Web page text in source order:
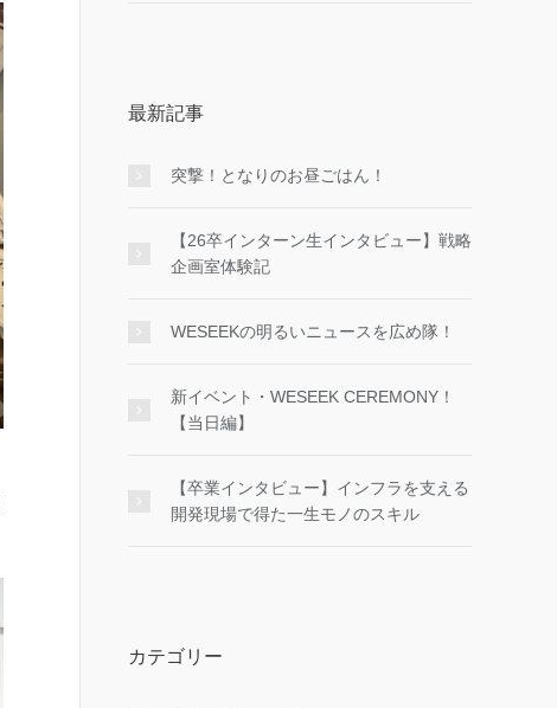
最新記事
突撃！となりのお昼ごはん！
【26卒インターン生インタビュー】戦略
企画室体験記
WESEEKの明るいニュースを広め隊！
新イベント・WESEEK CEREMONY！
【当日編】
【卒業インタビュー】インフラを支える
開発現場で得た一生モノのスキル
カテゴリー